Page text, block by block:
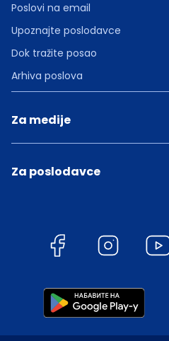
Poslovi na email
Upoznajte poslodavce
Dok tražite posao
Arhiva poslova
Za medije
Za poslodavce